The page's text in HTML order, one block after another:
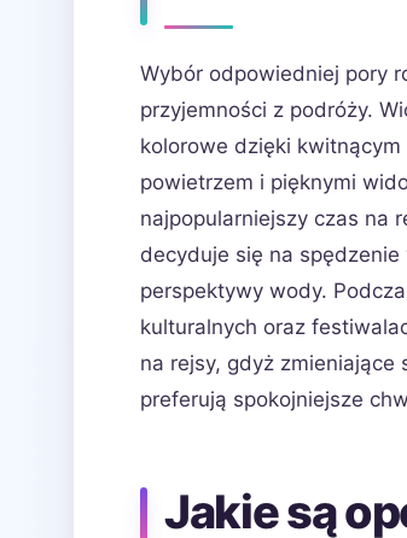
Wybór odpowiedniej pory
przyjemności z podróży.
kolorowe dzięki
powietrzem i pięknymi
najpopularniejszy czas na
decyduje się na
perspektywy wody.
kulturalnych oraz
na rejsy, gdyż
preferują spokojniejsze
Jakie są